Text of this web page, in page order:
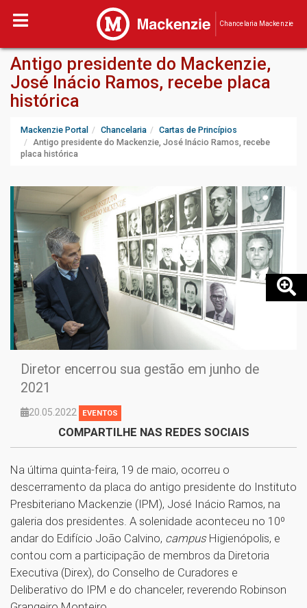
Chancelaria Mackenzie
Antigo presidente do Mackenzie,
José Inácio Ramos, recebe placa
histórica
Mackenzie Portal Chancelaria
Cartas de Princípios
Antigo presidente do Mackenzie, José Inácio Ramos, recebe
placa histórica
Diretor encerrou sua gestão em junho de
2021
20.05.2022 EVENTOS
COMPARTILHE NAS REDES SOCIAIS
Na última quinta-feira, 19 de maio, ocorreu o
descerramento da placa do antigo presidente do Instituto
Presbiteriano Mackenzie (IPM), José Inácio Ramos, na
galeria dos presidentes. A solenidade aconteceu no 10º
andar do Edifício João Calvino, campus Higienópolis, e
contou com a participação de membros da Diretoria
Executiva (Direx), do Conselho de Curadores e
Deliberativo do IPM e do chanceler, reverendo Robinson